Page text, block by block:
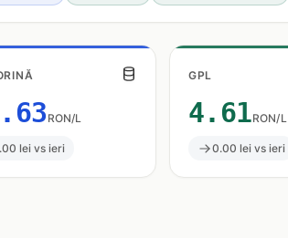
RON/L
lei vs ieri
GPL
4.61RON/L
0.00 lei vs ieri